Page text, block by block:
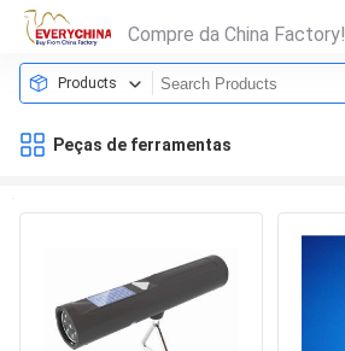
Compre da China Factory!
Products
Peças de ferramentas